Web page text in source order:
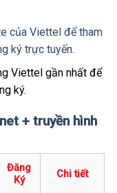
của Viettel để tham
ký trực tuyến.
Viettel gần nhất để
ký.
+ truyền hình
Đăng
Ký
Chi tiết